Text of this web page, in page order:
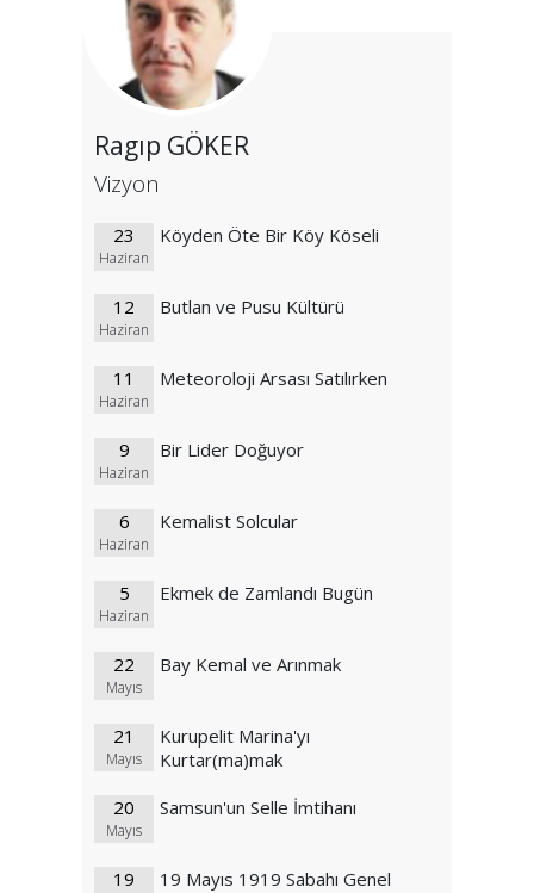
Ragıp GÖKER
Vizyon
23
Haziran
Köyden Öte Bir Köy Köseli
12
Haziran
Butlan ve Pusu Kültürü
11
Haziran
Meteoroloji Arsası Satılırken
9
Haziran
Bir Lider Doğuyor
6
Haziran
Kemalist Solcular
5
Haziran
Ekmek de Zamlandı Bugün
22
Mayıs
Bay Kemal ve Arınmak
21
Mayıs
Kurupelit Marina'yı
Kurtar(ma)mak
20
Mayıs
Samsun'un Selle İmtihanı
19
19 Mayıs 1919 Sabahı Genel